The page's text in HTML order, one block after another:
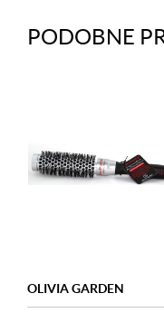
PODOBNE
OLIVIA GARDEN